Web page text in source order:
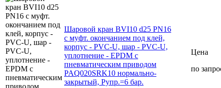
Шаровой кран BVI10 d25 PN16
с муфт. окончанием под клей,
корпус - PVC-U, шар - PVC-U,
уплотнение - EPDM с
пневматическим приводом
PAQ020SRK10 нормально-
закрытый, Рупр.=6 бар.
Цена
по